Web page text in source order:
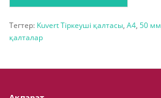
Тегтер: Kuvert Тіркеуші қалтасы, A4, 50 мм
қалталар